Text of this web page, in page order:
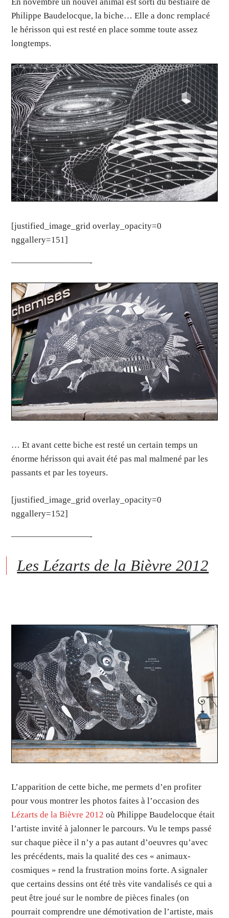
Philippe Baudelocque, la biche… Elle a donc remplacé
le hérisson qui est resté en place somme toute assez
longtemps.
[justified_image_grid overlay_opacity=0
nggallery=151]
—————————-
… Et avant cette biche est resté un certain temps un
énorme hérisson qui avait été pas mal malmené par les
passants et par les toyeurs.
[justified_image_grid overlay_opacity=0
nggallery=152]
—————————-
Les Lézarts de la Bièvre 2012
L’apparition de cette biche, me permets d’en profiter
pour vous montrer les photos faites à l’occasion des
Lézarts de la Bièvre 2012 où Philippe Baudelocque était
l’artiste invité à jalonner le parcours. Vu le temps passé
sur chaque pièce il n’y a pas autant d’oeuvres qu’avec
les précédents, mais la qualité des ces « animaux-
cosmiques » rend la frustration moins forte. A signaler
que certains dessins ont été très vite vandalisés ce qui a
peut être joué sur le nombre de pièces finales (on
pourrait comprendre une démotivation de l’artiste, mais